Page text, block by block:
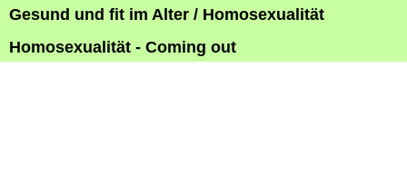
Gesund und fit im Alter / Homosexualität
Homosexualität - Coming out